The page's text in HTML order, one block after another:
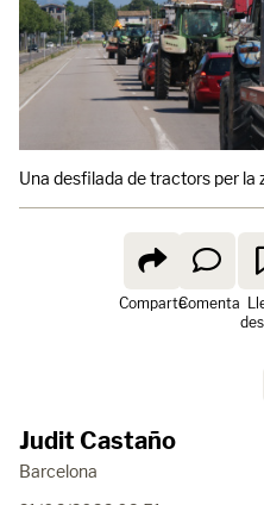
Una desfilada de tractors per la
ComparteComenta
Judit Castaño
Barcelona